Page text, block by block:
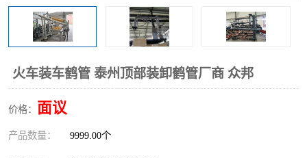
火车装车鹤管 泰州顶部装卸鹤管厂商 众邦
价格： 面议
产品数量： 9999.00个